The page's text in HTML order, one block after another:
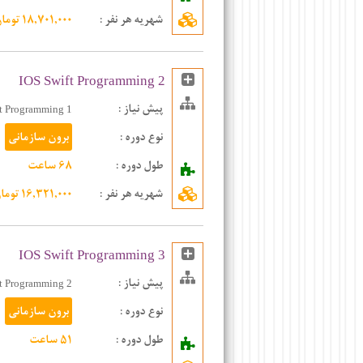
شهریه هر نفر: ۱۸,۷۰۱,۰۰۰ تومان
IOS Swift Programming 2
پیش نیاز : Programming 1
نوع دوره :
برون سازمانی
طول دوره :
۶۸ ساعت
شهریه هر نفر: ۱۶,۳۲۱,۰۰۰ تومان
IOS Swift Programming 3
پیش نیاز : Programming 2
نوع دوره :
برون سازمانی
طول دوره :
۵۱ ساعت